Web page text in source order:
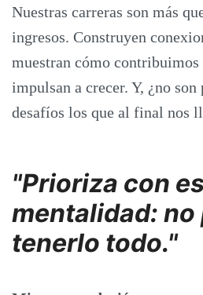
Nuestras carreras son más
ingresos. Construyen
muestran cómo contribuimos
impulsan a crecer. Y, ¿no son
desafíos los que al final nos
"Prioriza con
mentalidad: no
tenerlo todo."